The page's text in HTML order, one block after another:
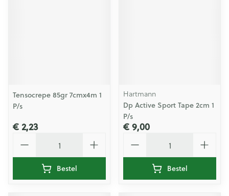
Tensocrepe 85gr 7cmx4m 1
P/s
€ 2,23
Bestel
Hartmann
Dp Active Sport Tape 2cm 1
P/s
€ 9,00
Bestel